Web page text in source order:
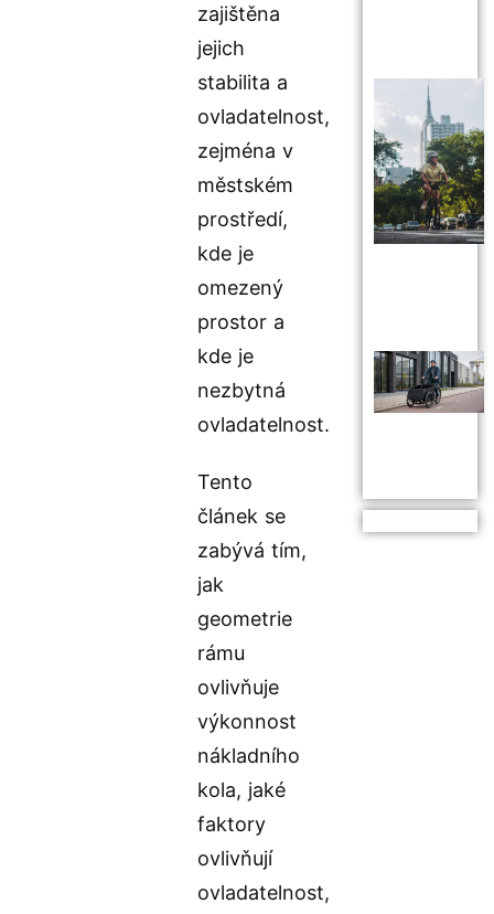
zajištěna
jejich
stabilita a
ovladatelnost,
zejména v
městském
prostředí,
kde je
omezený
prostor a
kde je
nezbytná
ovladatelnost.
Tento
článek se
zabývá tím,
jak
geometrie
rámu
ovlivňuje
výkonnost
nákladního
kola, jaké
faktory
ovlivňují
ovladatelnost,